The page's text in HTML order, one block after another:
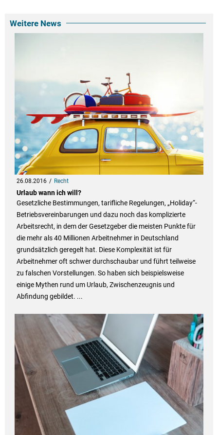
Weitere News
26.08.2016 Recht
Urlaub wann ich will?
Gesetzliche Bestimmungen, tarifliche Regelungen, „Holiday“-
Betriebsvereinbarungen und dazu noch das komplizierte
Arbeitsrecht, in dem der Gesetzgeber die meisten Punkte für
die mehr als 40 Millionen Arbeitnehmer in Deutschland
grundsätzlich geregelt hat. Diese Komplexität ist für
Arbeitnehmer oft schwer durchschaubar und führt teilweise
zu falschen Vorstellungen. So haben sich beispielsweise
einige Mythen rund um Urlaub, Zwischenzeugnis und
Abfindung gebildet. ...